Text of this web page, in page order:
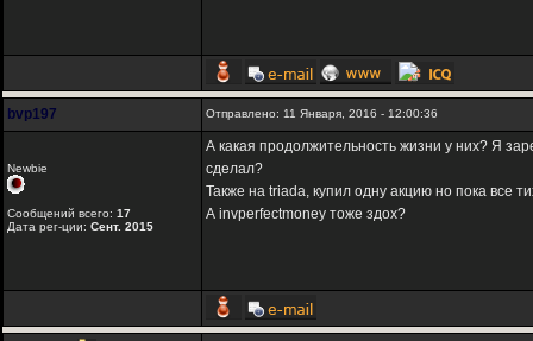
bvp197 Отправлено: 11 Января, 2016 - 12:00:36
Newbie
Сообщений всего: 17
Дата рег-ции: Сент. 2015
А какая продолжительность жизни у них? Я
сделал?
Также на triada, купил одну акцию но пока все
А invperfectmoney тоже здох?